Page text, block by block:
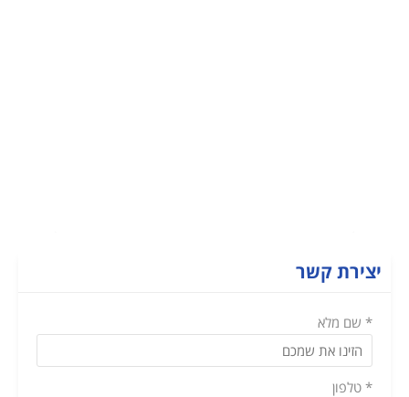
יצירת קשר
* שם מלא
* טלפון